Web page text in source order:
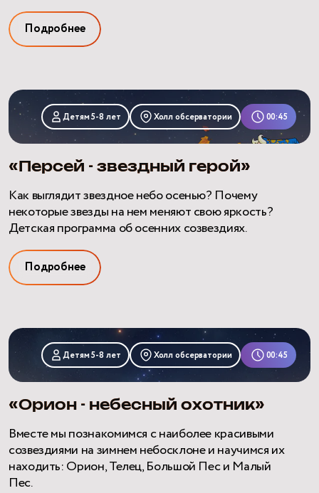
Подробнее
«Персей
звездный
герой»
Детям 5-8 лет Холл обсерватории 00:45
«Персей - звездный герой»
Как выглядит звездное небо осенью? Почему
некоторые звезды на нем меняют свою яркость?
Детская программа об осенних созвездиях.
Подробнее
«Орион
небесный
охотник»
Детям 5-8 лет Холл обсерватории 00:45
«Орион - небесный охотник»
Вместе мы познакомимся с наиболее красивыми
созвездиями на зимнем небосклоне и научимся их
находить: Орион, Телец, Большой Пес и Малый
Пес.